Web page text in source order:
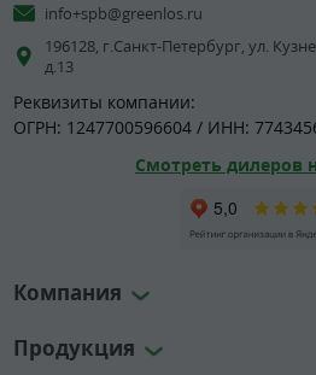
info+spb@greenlos.ru
196128, г.Санкт-Петербург, ул.
д.13
Реквизиты компании:
ОГРН: 1247700596604 / ИНН:
Смотреть дилеров
Компания
Продукция